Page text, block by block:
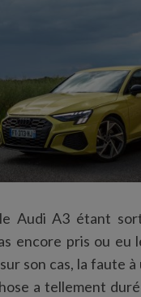
Audi A3 étant
encore pris ou eu
son cas, la faute
a tellement